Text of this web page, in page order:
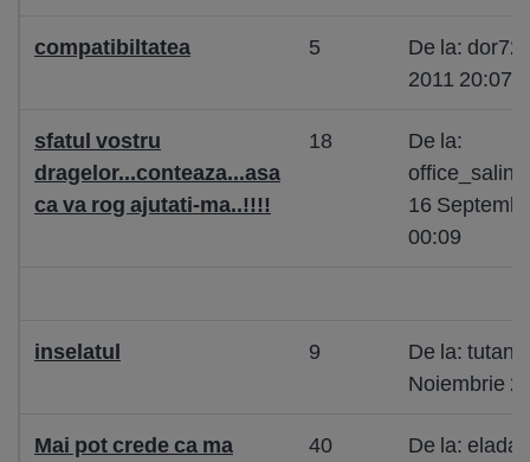
compatibiltatea 5
De la: dor72
2011 20:07
sfatul vostru
dragelor...conteaza...asa
ca va rog ajutati-ma..!!!!
18
De la:
16
00:09
inselatul 9
De la:
Noiembrie
Mai pot crede ca ma
40
De la: